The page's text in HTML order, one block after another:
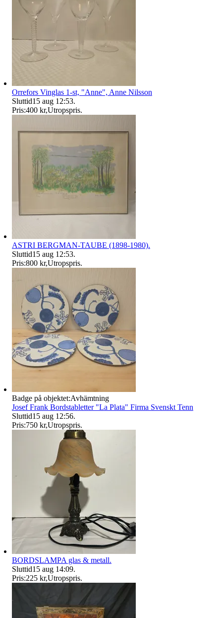
Orrefors Vinglas 1-st, "Anne", Anne Nilsson
Sluttid15 aug 12:53.
Pris:400 kr,Utropspris.
ASTRI BERGMAN-TAUBE (1898-1980).
Sluttid15 aug 12:53.
Pris:800 kr,Utropspris.
Badge på objektet:Avhämtning
Josef Frank Bordstabletter "La Plata" Firma Svenskt Tenn
Sluttid15 aug 12:56.
Pris:750 kr,Utropspris.
BORDSLAMPA glas & metall.
Sluttid15 aug 14:09.
Pris:225 kr,Utropspris.